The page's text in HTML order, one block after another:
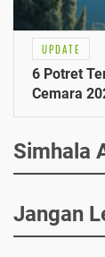
UPDATE
6 Potret
Cemara
Simhala
Jangan